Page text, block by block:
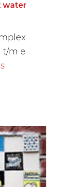
water
t/m e